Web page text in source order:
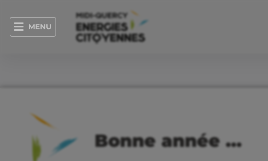
MENU
Bonne année …